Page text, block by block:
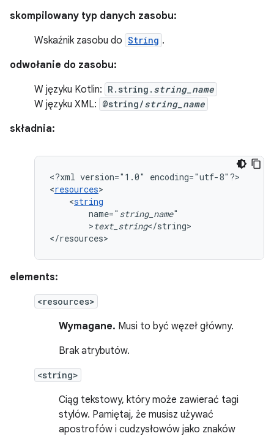
skompilowany typ danych zasobu:
Wskaźnik zasobu do String .
odwołanie do zasobu:
W języku Kotlin: R.string. string_name
W języku XML: @string/string_name
składnia:
<?xml version="1.0"
encoding="utf-8"?>
<resources
<string
name=" string_name
>text_string</string>
</resources>
elements:
<resources>
Wymagane. Musi to być węzeł główny.
Brak atrybutów.
<string>
Ciąg tekstowy, który może zawierać tagi
stylów. Pamiętaj, że musisz używać
apostrofów i cudzysłowów jako znaków